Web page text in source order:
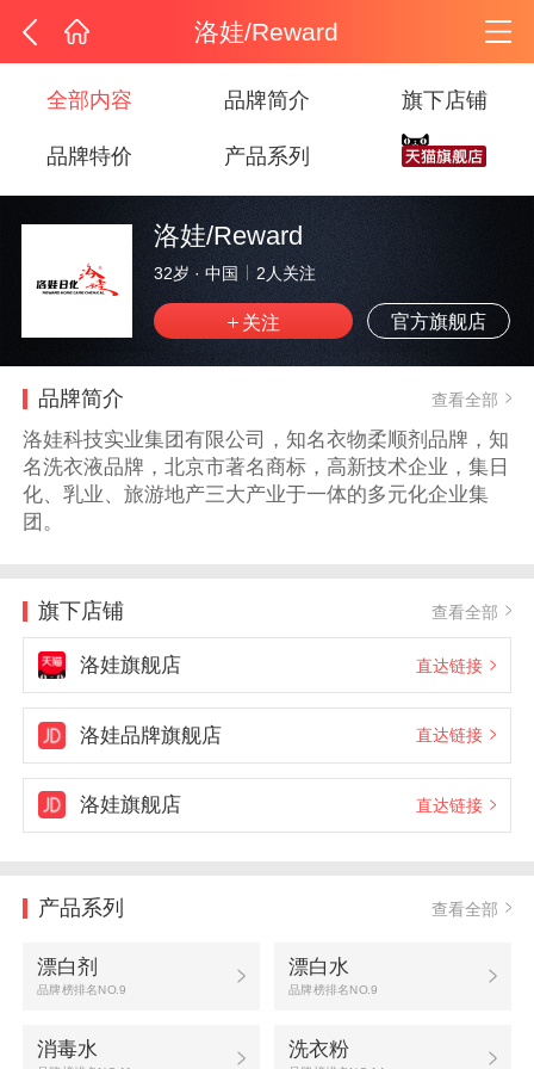
洛娃/Reward
全部内容 品牌简介 旗下店铺
品牌特价 产品系列
洛娃/Reward
32岁 · 中国 2 人关注
官方旗舰店
品牌简介 查看全部
洛娃科技实业集团有限公司，知名衣物柔顺剂品牌，知
名洗衣液品牌，北京市著名商标，高新技术企业，集日
化、乳业、旅游地产三大产业于一体的多元化企业集
团。
旗下店铺 查看全部
洛娃旗舰店 直达链接
洛娃品牌旗舰店 直达链接
洛娃旗舰店 直达链接
产品系列 查看全部
漂白剂
品牌榜排名NO.9
漂白水
品牌榜排名NO.9
消毒水 洗衣粉